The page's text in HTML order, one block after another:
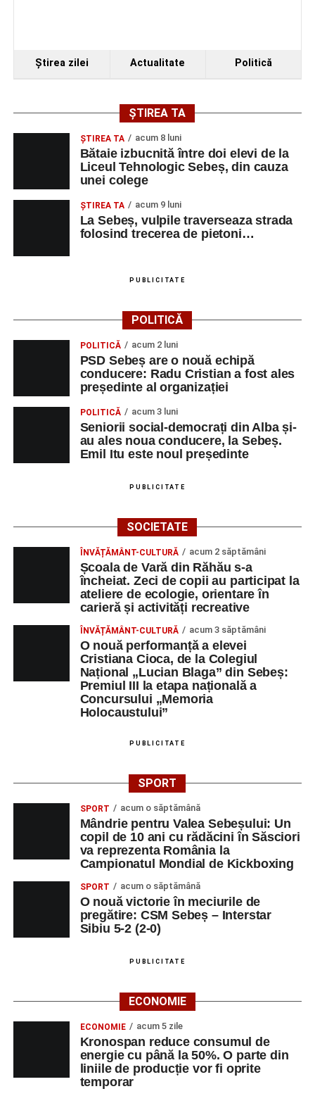
Ştirea zilei Actualitate Politică
ȘTIREA TA
ŞTIREA TA acum 8 luni
Bătaie izbucnită între doi elevi de la
Liceul Tehnologic Sebeș, din cauza
unei colege
ŞTIREA TA acum 9 luni
La Sebeș, vulpile traverseaza strada
folosind trecerea de pietoni…
PUBLICITATE
POLITICĂ
POLITICĂ acum 2 luni
PSD Sebeș are o nouă echipă
conducere: Radu Cristian a fost ales
președinte al organizației
POLITICĂ acum 3 luni
Seniorii social-democrați din Alba și-
au ales noua conducere, la Sebeș.
Emil Itu este noul președinte
PUBLICITATE
SOCIETATE
ÎNVĂȚĂMÂNT-CULTURĂ acum 2 săptămâni
Școala de Vară din Răhău s-a
încheiat. Zeci de copii au participat la
ateliere de ecologie, orientare în
carieră și activități recreative
ÎNVĂȚĂMÂNT-CULTURĂ acum 3 săptămâni
O nouă performanță a elevei
Cristiana Cioca, de la Colegiul
Național „Lucian Blaga” din Sebeș:
Premiul III la etapa națională a
Concursului „Memoria
Holocaustului”
PUBLICITATE
SPORT
SPORT acum o săptămână
Mândrie pentru Valea Sebeșului: Un
copil de 10 ani cu rădăcini în Săsciori
va reprezenta România la
Campionatul Mondial de Kickboxing
SPORT acum o săptămână
O nouă victorie în meciurile de
pregătire: CSM Sebeș – Interstar
Sibiu 5-2 (2-0)
PUBLICITATE
ECONOMIE
ECONOMIE acum 5 zile
Kronospan reduce consumul de
energie cu până la 50%. O parte din
liniile de producție vor fi oprite
temporar